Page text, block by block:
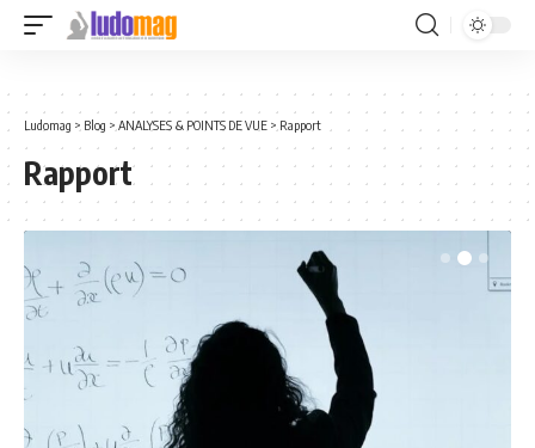
Ludomag > Blog > ANALYSES & POINTS DE VUE > Rapport
Rapport